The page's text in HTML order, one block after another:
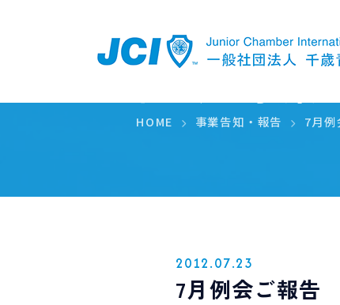
例会・事業
HOME 事業告知・報告 7月例
2012.07.23
7月例会ご報告